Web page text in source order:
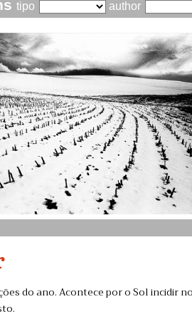
tipo author
do ano. Acontece por o Sol incidir